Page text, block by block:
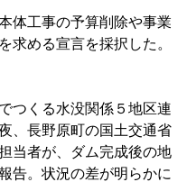
体工事の予算削除や事業
求める宣言を採択した。
つくる水没関係５地区連
、長野原町の国土交通省
当者が、ダム完成後の地
告。状況の差が明らかに